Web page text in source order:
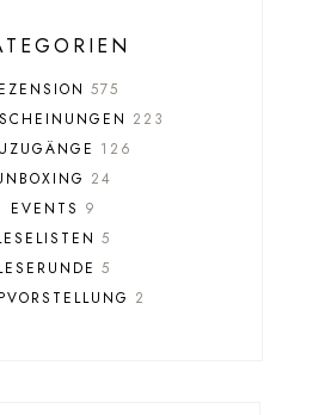
575
223
126
24
EVENTS 9
5
5
2